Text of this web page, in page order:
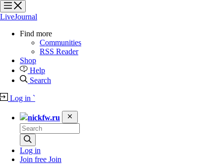
?
?
?
?
LiveJournal
Find more
Communities
RSS Reader
Shop
Help
Search
Log in `
nickfw.ru
Log in
Join free Join